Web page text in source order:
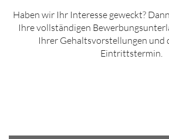
Haben wir Ihr Interesse geweckt?
Ihre vollständigen
Ihrer Gehaltsvorstellungen und
Eintrittstermin.